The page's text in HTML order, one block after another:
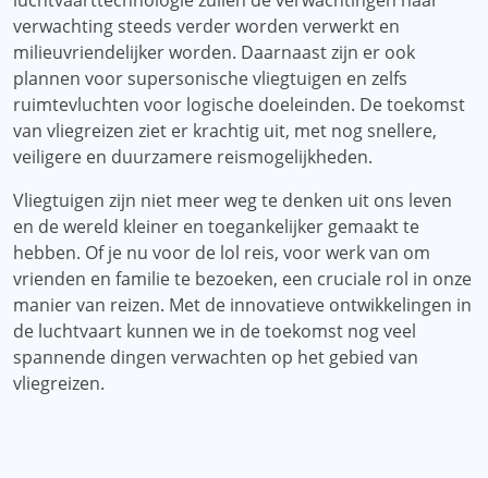
verwachting steeds verder worden verwerkt en
milieuvriendelijker worden. Daarnaast zijn er ook
plannen voor supersonische vliegtuigen en zelfs
ruimtevluchten voor logische doeleinden. De toekomst
van vliegreizen ziet er krachtig uit, met nog snellere,
veiligere en duurzamere reismogelijkheden.
Vliegtuigen zijn niet meer weg te denken uit ons leven
en de wereld kleiner en toegankelijker gemaakt te
hebben. Of je nu voor de lol reis, voor werk van om
vrienden en familie te bezoeken, een cruciale rol in onze
manier van reizen. Met de innovatieve ontwikkelingen in
de luchtvaart kunnen we in de toekomst nog veel
spannende dingen verwachten op het gebied van
vliegreizen.